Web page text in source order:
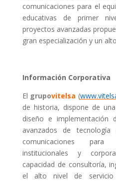
comunicaciones para el
educativas de primer
proyectos avanzadas
gran especialización y un
Información Corporativa
El grupovitelsa (
de historia, dispone de
diseño e implementación
avanzados de tecnología
comunicaciones para
institucionales y
capacidad de consultoría,
el alto nivel de servicio